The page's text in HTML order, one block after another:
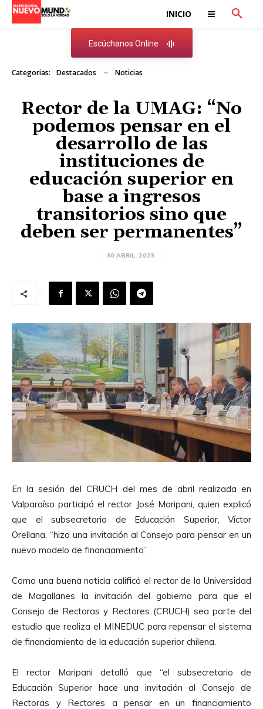
INICIO
Escúchanos Online
Categorias: Destacados Noticias
Rector de la UMAG: “No
podemos pensar en el
desarrollo de las
instituciones de
educación superior en
base a ingresos
transitorios sino que
deben ser permanentes”
30 ABRIL, 2023
En la sesión del CRUCH del mes de abril realizada en
Valparaíso participó el rector José Maripani, quien explicó
que el subsecretario de Educación Superior, Víctor
Orellana, “hizo una invitación al Consejo para pensar en un
nuevo modelo de financiamiento”.
Como una buena noticia calificó el rector de la Universidad
de Magallanes la invitación del gobierno para que el
Consejo de Rectoras y Rectores (CRUCH) sea parte del
estudio que realiza el MINEDUC para repensar el sistema
de financiamiento de la educación superior chilena.
El rector Maripani detalló que “el subsecretario de
Educación Superior hace una invitación al Consejo de
Rectoras y Rectores a pensar en un financiamiento